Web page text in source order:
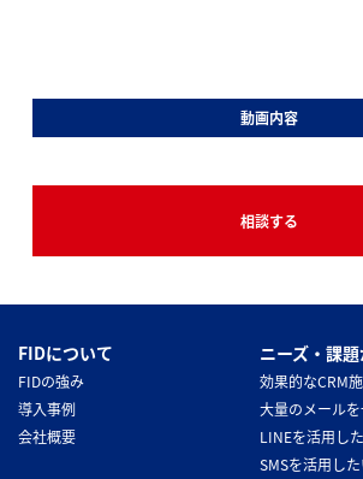
動画内容
相談する
FIDについて
FIDの強み
導入事例
会社概要
ニーズ・課
効果的なCRM
大量のメール
LINEを活用し
SMSを活用し